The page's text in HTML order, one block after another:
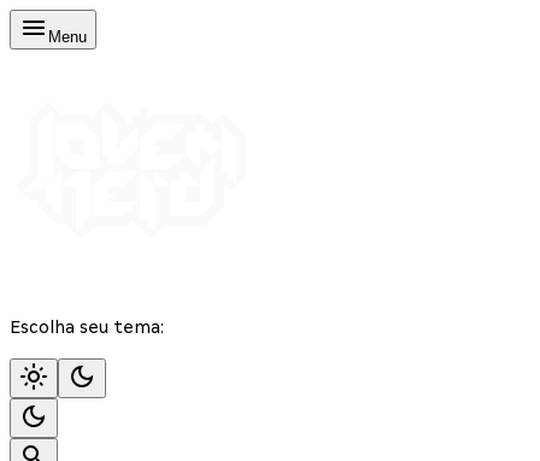
Menu
Escolha seu tema: